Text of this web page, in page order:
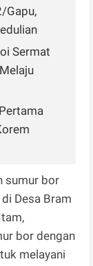
Gapu,
Sermat
sumur bor
Desa Bram
bor dengan
melayani